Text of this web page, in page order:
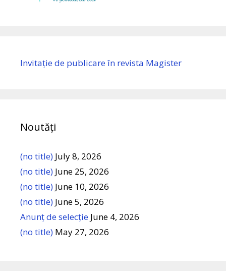
Invitație de publicare în revista Magister
Noutăți
(no title) July 8, 2026
(no title) June 25, 2026
(no title) June 10, 2026
(no title) June 5, 2026
Anunț de selecție June 4, 2026
(no title) May 27, 2026